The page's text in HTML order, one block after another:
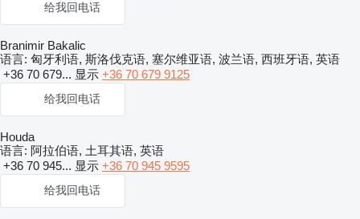
给我回电话
Branimir Bakalic
语言: 匈牙利语, 斯洛伐克语, 塞尔维亚语, 波兰语, 西班牙语, 英语
+36 70 679... 显示 +36 70 679 9125
给我回电话
Houda
语言: 阿拉伯语, 土耳其语, 英语
+36 70 945... 显示 +36 70 945 9595
给我回电话